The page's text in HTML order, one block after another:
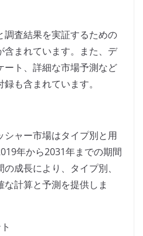
調査結果を実証するための
含まれています。また、デ
ート、詳細な市場予測など
も含まれています。
シャー市場はタイプ別と用
年から2031年までの期間
成長により、タイプ別、
計算と予測を提供しま